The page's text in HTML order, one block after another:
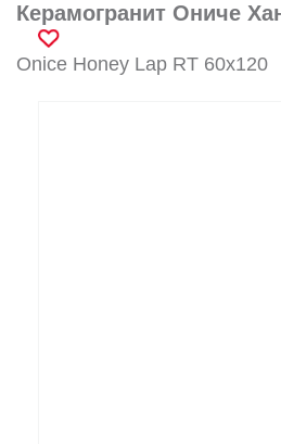
Контакты
Адреса
Керамогранит Ониче
Onice Honey Lap RT 60x120